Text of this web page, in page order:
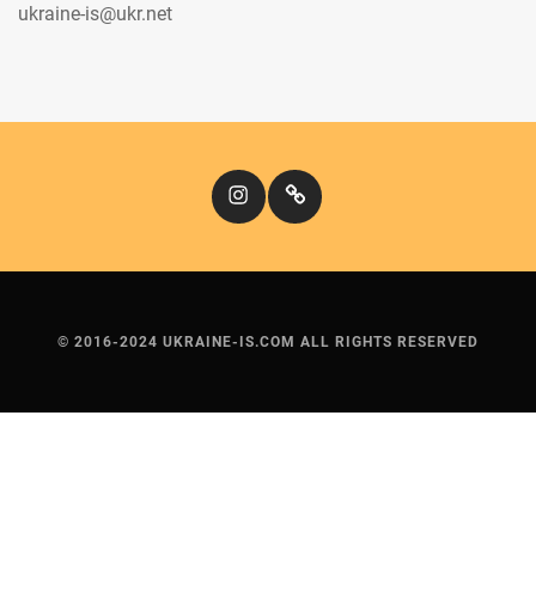
ukraine-is@ukr.net
InstagramКіномандри
© 2016-2024 UKRAINE-IS.COM ALL RIGHTS RESERVED